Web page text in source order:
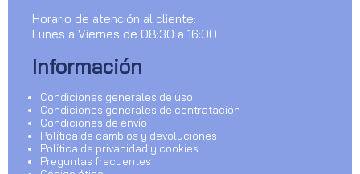
Horario de atención al cliente:
Lunes a Viernes de 08:30 a 16:00
Información
Condiciones generales de uso
Condiciones generales de contratación
Condiciones de envío
Política de cambios y devoluciones
Política de privacidad y cookies
Preguntas frecuentes